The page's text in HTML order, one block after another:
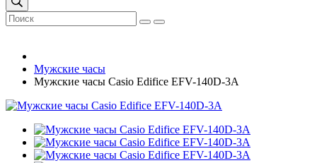
Мужские часы
Мужские часы Casio Edifice EFV-140D-3A